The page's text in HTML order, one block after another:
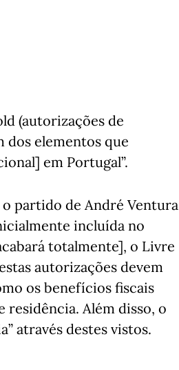
(autorizações de
dos elementos que
em Portugal”.
o partido de André Ventura
incluída no
totalmente], o Livre
autorizações devem
os benefícios fiscais
residência. Além disso, o
através destes vistos.